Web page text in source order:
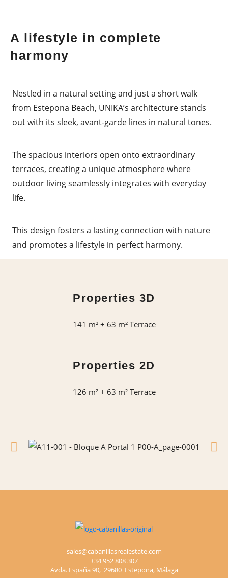
A lifestyle in complete
harmony
Nestled in a natural setting and just a short walk
from Estepona Beach, UNIKA’s architecture stands
out with its sleek, avant-garde lines in natural tones.
The spacious interiors open onto extraordinary
terraces, creating a unique atmosphere where
outdoor living seamlessly integrates with everyday
life.
This design fosters a lasting connection with nature
and promotes a lifestyle in perfect harmony.
Properties 3D
141 m² + 63 m² Terrace
Properties 2D
126 m² + 63 m² Terrace
sales@cabanillasrealestate.com
+34 952 808 307
Avda. España 90, 29680 Estepona, Málaga